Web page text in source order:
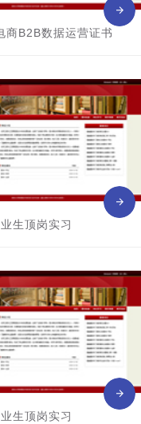
商B2B数据运营证书
丽丽
生顶岗实习
甜
生顶岗实习